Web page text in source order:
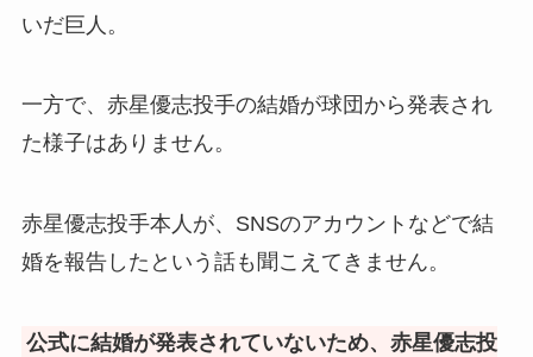
いだ巨人。
一方で、赤星優志投手の結婚が球団から発表され
た様子はありません。
赤星優志投手本人が、SNSのアカウントなどで結
婚を報告したという話も聞こえてきません。
公式に結婚が発表されていないため、赤星優志投